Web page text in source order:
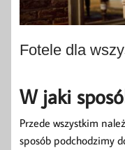
Fotele dla
W jaki
Przede wszystkim
sposób podchodzimy